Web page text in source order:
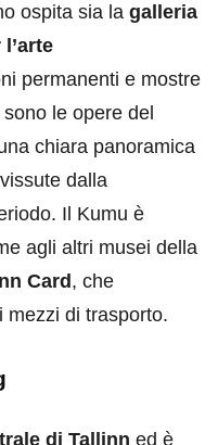
ospita sia la galleria
permanenti e mostre
le opere del
chiara panoramica
dalla
Il Kumu è
agli altri musei della
Card , che
mezzi di trasporto.
di Tallinn ed è